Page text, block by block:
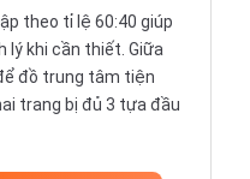
theo tỉ lệ 60:40 giúp
lý khi cần thiết. Giữa
đồ trung tâm tiện
trang bị đủ 3 tựa đầu